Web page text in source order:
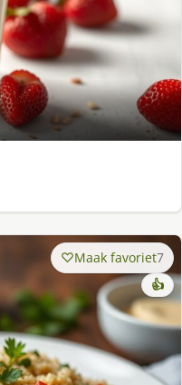
Maak favoriet7
👍